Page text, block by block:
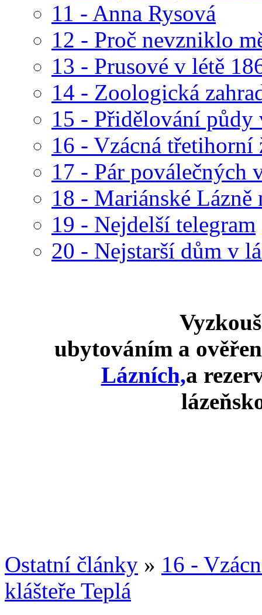
11 - Anna Rysová
12 - Proč nevzniklo
13 - Prusové v létě
14 - Zoologická
15 - Přidělování půdy
16 - Vzácná třetihorní
17 - Pár poválečných
18 - Mariánské Lázně
19 - Nejdelší telegram
20 - Nejstarší dům v
ubytováním a
Lázních,a
Ostatní články » 16 -
klášteře Teplá